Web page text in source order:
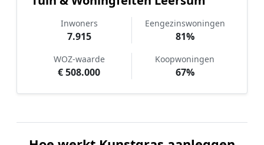
Inwoners
7.915
Eengezinswoningen
81%
WOZ-waarde
€ 508.000
Koopwoningen
67%